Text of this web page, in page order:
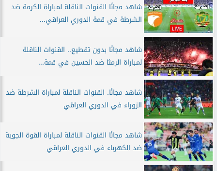
شاهد مجانًا القنوات الناقلة لمباراة الكرمة ضد
الشرطة في قمة الدوري العراقي...
شاهد مجانًا بدون تقطيع.. القنوات الناقلة
لمباراة الرمثا ضد الحسين في قمة...
شاهد مجانًا. القنوات الناقلة لمباراة الشرطة ضد
الزوراء في الدوري العراقي
شاهد مجانًا القنوات الناقلة لمباراة القوة الجوية
ضد الكهرباء في الدوري العراقي